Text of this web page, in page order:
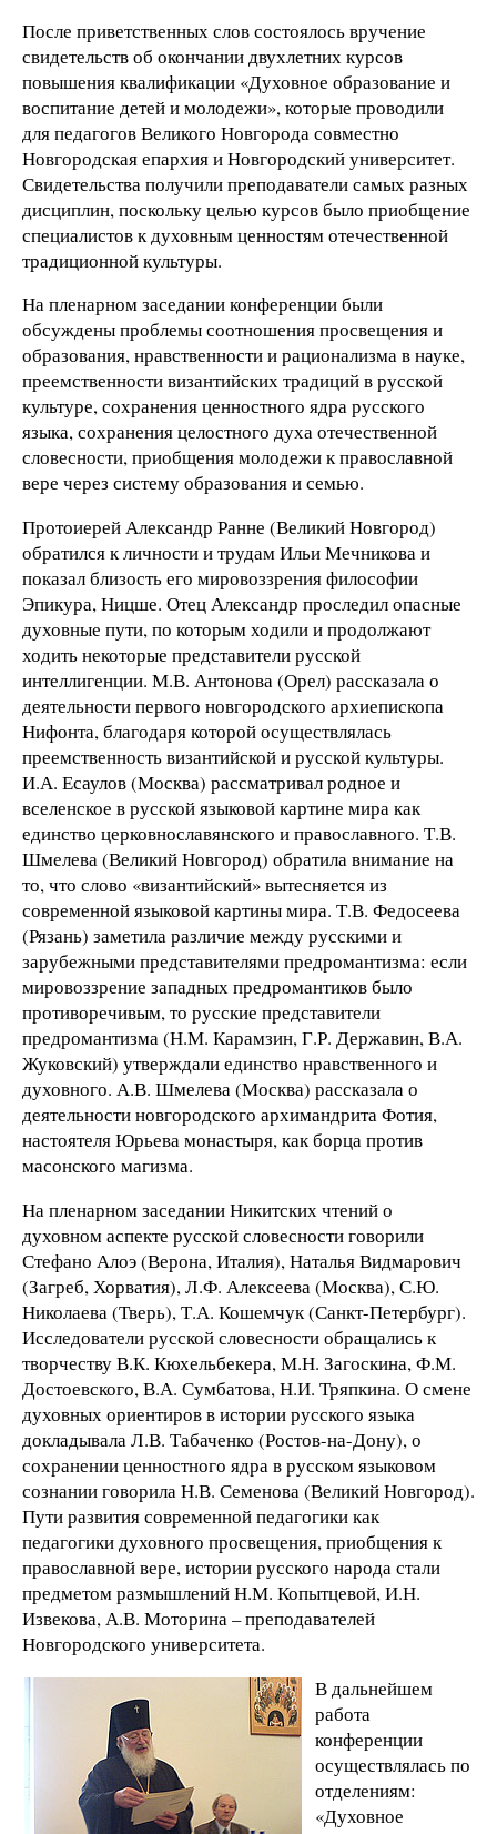
После приветственных слов состоялось вручение
свидетельств об окончании двухлетних курсов
повышения квалификации «Духовное образование и
воспитание детей и молодежи», которые проводили
для педагогов Великого Новгорода совместно
Новгородская епархия и Новгородский университет.
Свидетельства получили преподаватели самых разных
дисциплин, поскольку целью курсов было приобщение
специалистов к духовным ценностям отечественной
традиционной культуры.
На пленарном заседании конференции были
обсуждены проблемы соотношения просвещения и
образования, нравственности и рационализма в науке,
преемственности византийских традиций в русской
культуре, сохранения ценностного ядра русского
языка, сохранения целостного духа отечественной
словесности, приобщения молодежи к православной
вере через систему образования и семью.
Протоиерей Александр Ранне (Великий Новгород)
обратился к личности и трудам Ильи Мечникова и
показал близость его мировоззрения философии
Эпикура, Ницше. Отец Александр проследил опасные
духовные пути, по которым ходили и продолжают
ходить некоторые представители русской
интеллигенции. М.В. Антонова (Орел) рассказала о
деятельности первого новгородского архиепископа
Нифонта, благодаря которой осуществлялась
преемственность византийской и русской культуры.
И.А. Есаулов (Москва) рассматривал родное и
вселенское в русской языковой картине мира как
единство церковнославянского и православного. Т.В.
Шмелева (Великий Новгород) обратила внимание на
то, что слово «византийский» вытесняется из
современной языковой картины мира. Т.В. Федосеева
(Рязань) заметила различие между русскими и
зарубежными представителями предромантизма: если
мировоззрение западных предромантиков было
противоречивым, то русские представители
предромантизма (Н.М. Карамзин, Г.Р. Державин, В.А.
Жуковский) утверждали единство нравственного и
духовного. А.В. Шмелева (Москва) рассказала о
деятельности новгородского архимандрита Фотия,
настоятеля Юрьева монастыря, как борца против
масонского магизма.
На пленарном заседании Никитских чтений о
духовном аспекте русской словесности говорили
Стефано Алоэ (Верона, Италия), Наталья Видмарович
(Загреб, Хорватия), Л.Ф. Алексеева (Москва), С.Ю.
Николаева (Тверь), Т.А. Кошемчук (Санкт-Петербург).
Исследователи русской словесности обращались к
творчеству В.К. Кюхельбекера, М.Н. Загоскина, Ф.М.
Достоевского, В.А. Сумбатова, Н.И. Тряпкина. О смене
духовных ориентиров в истории русского языка
докладывала Л.В. Табаченко (Ростов-на-Дону), о
сохранении ценностного ядра в русском языковом
сознании говорила Н.В. Семенова (Великий Новгород).
Пути развития современной педагогики как
педагогики духовного просвещения, приобщения к
православной вере, истории русского народа стали
предметом размышлений Н.М. Копытцевой, И.Н.
Извекова, А.В. Моторина – преподавателей
Новгородского университета.
В дальнейшем
работа
конференции
осуществлялась по
отделениям:
«Духовное